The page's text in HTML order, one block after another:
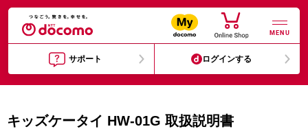
MENU
サポート ログインする
キッズケータイ HW-01G 取扱説明書